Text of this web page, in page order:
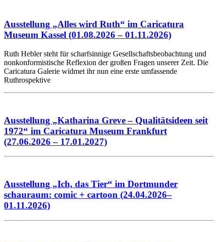
Ausstellung „Alles wird Ruth“ im Caricatura
Museum Kassel (01.08.2026 – 01.11.2026)
Ruth Hebler steht für scharfsinnige Gesellschaftsbeobachtung und
nonkonformistische Reflexion der großen Fragen unserer Zeit. Die
Caricatura Galerie widmet ihr nun eine erste umfassende
Ruthrospektive
Ausstellung „Katharina Greve – Qualitätsideen seit
1972“ im Caricatura Museum Frankfurt
(27.06.2026 – 17.01.2027)
Ausstellung „Ich, das Tier“ im Dortmunder
schauraum: comic + cartoon (24.04.2026–
01.11.2026)